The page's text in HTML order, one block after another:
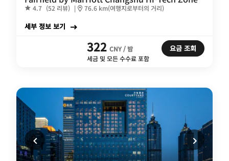
4.7 (52 리뷰) | 76.6 km(여행지로부터의 거리)
세부 정보 보기
322 CNY / 밤
세금 및 모든 수수료 포함
요금 조회